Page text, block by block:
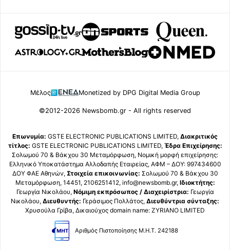
Μέλος Monetized by DPG Digital Media Group
©2012-2026 Newsbomb.gr - All rights reserved
Επωνυμία: GSTE ELECTRONIC PUBLICATIONS LIMITED, Διακριτικός
τίτλος: GSTE ELECTRONIC PUBLICATIONS LIMITED, Έδρα Επιχείρησης:
Σολωμού 70 & Βάκχου 30 Μεταμόρφωση, Νομική μορφή επιχείρησης:
Ελληνικό Υποκατάστημα Αλλοδαπής Εταιρείας, ΑΦΜ – ΔΟΥ: 997434600
ΔΟΥ ΦΑΕ Αθηνών, Στοιχεία επικοινωνίας: Σολωμού 70 & Βάκχου 30
Μεταμόρφωση, 14451, 2106251412, info@newsbomb.gr, Ιδιοκτήτης:
Γεωργία Νικολάου, Νόμιμη εκπρόσωπος / Διαχειρίστρια: Γεωργία
Νικολάου, Διευθυντής: Γεράσιμος Πολλάτος, Διευθύντρια σύνταξης:
Χρυσούλα Γρίβα, Δικαιούχος domain name: ZYRIANO LIMITED
Αριθμός Πιστοποίησης Μ.Η.Τ. 242188